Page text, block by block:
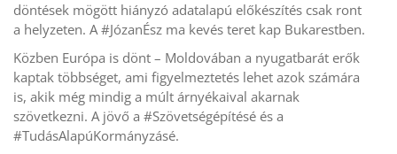
döntések mögött hiányzó adatalapú előkészítés csak ront
a helyzeten. A #JózanÉsz ma kevés teret kap Bukarestben.
Közben Európa is dönt – Moldovában a nyugatbarát erők
kaptak többséget, ami figyelmeztetés lehet azok számára
is, akik még mindig a múlt árnyékaival akarnak
szövetkezni. A jövő a #Szövetségépítésé és a
#TudásAlapúKormányzásé.